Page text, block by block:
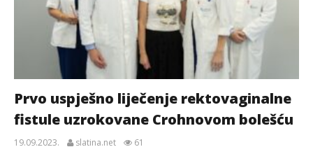
Prvo uspješno liječenje rektovaginalne
fistule uzrokovane Crohnovom bolešću
19.09.2023. slatina.net 61